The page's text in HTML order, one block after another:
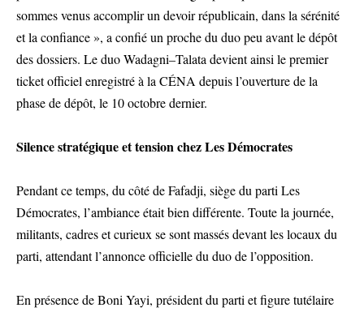
sommes venus accomplir un devoir républicain, dans la sérénité
et la confiance », a confié un proche du duo peu avant le dépôt
des dossiers. Le duo Wadagni–Talata devient ainsi le premier
ticket officiel enregistré à la CÉNA depuis l’ouverture de la
phase de dépôt, le 10 octobre dernier.
Silence stratégique et tension chez Les Démocrates
Pendant ce temps, du côté de Fafadji, siège du parti Les
Démocrates, l’ambiance était bien différente. Toute la journée,
militants, cadres et curieux se sont massés devant les locaux du
parti, attendant l’annonce officielle du duo de l’opposition.
En présence de Boni Yayi, président du parti et figure tutélaire